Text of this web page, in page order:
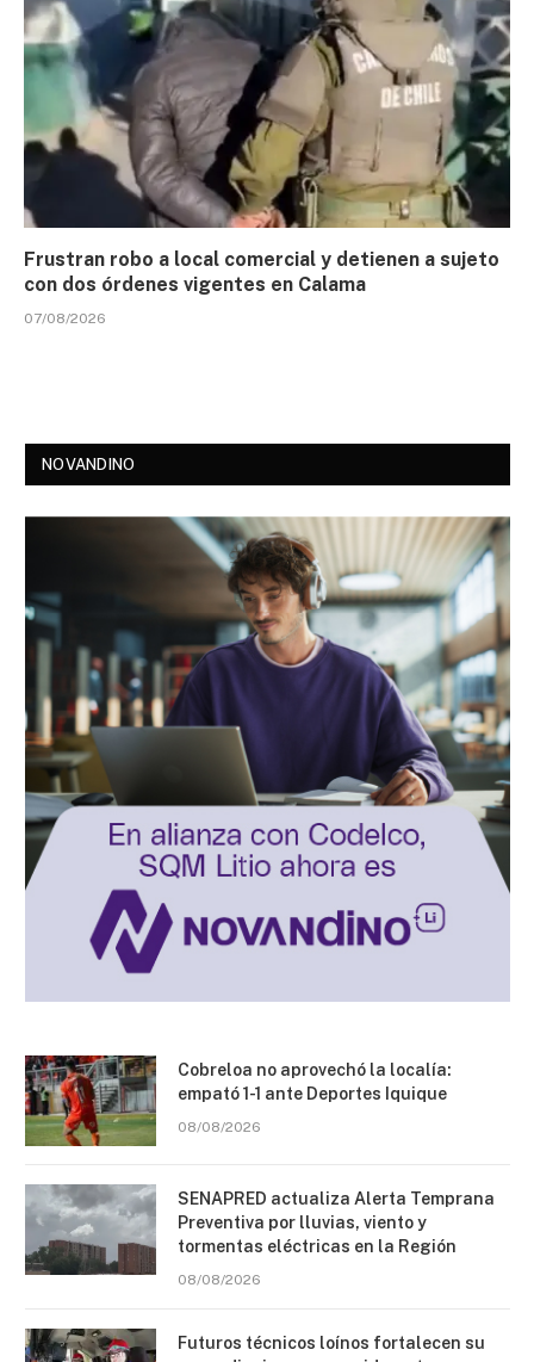
Frustran robo a local comercial y detienen a sujeto
con dos órdenes vigentes en Calama
07/08/2026
NOVANDINO
Cobreloa no aprovechó la localía:
empató 1-1 ante Deportes Iquique
08/08/2026
SENAPRED actualiza Alerta Temprana
Preventiva por lluvias, viento y
tormentas eléctricas en la Región
08/08/2026
Futuros técnicos loínos fortalecen su